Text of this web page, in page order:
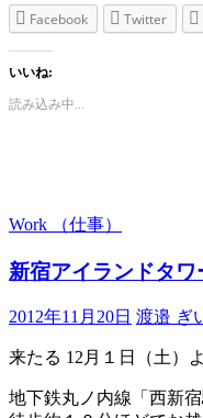
Facebook Twitter
いいね:
読み込み中...
Work （仕事）
新宿アイランドタワ
2012年11月20日 渡邉 ぎ
来たる 12月１日（土）
地下鉄丸ノ内線「西新